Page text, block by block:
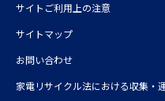
サイトご利用上の注意
サイトマップ
お問い合わせ
家電リサイクル法における収集・